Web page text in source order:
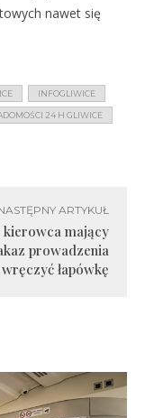
nawet się
INFOGLIWICE
24 H GLIWICE
ARTYKUŁ
kierowca mający
prowadzenia
wręczyć łapówkę